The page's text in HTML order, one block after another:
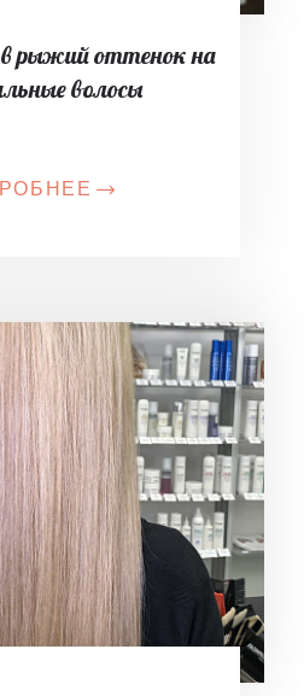
рыжий оттенок на
волосы